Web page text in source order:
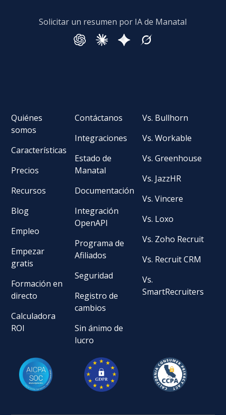
Solicitar un resumen por IA de Manatal
Quiénes
somos
Características
Precios
Recursos
Blog
Empleo
Empezar
gratis
Formación en
directo
Calculadora
ROI
Contáctanos
Integraciones
Estado de
Manatal
Documentación
Integración
OpenAPI
Programa de
Afiliados
Seguridad
Registro de
cambios
Sin ánimo de
lucro
Vs. Bullhorn
Vs. Workable
Vs. Greenhouse
Vs. JazzHR
Vs. Vincere
Vs. Loxo
Vs. Zoho Recruit
Vs. Recruit CRM
Vs.
SmartRecruiters